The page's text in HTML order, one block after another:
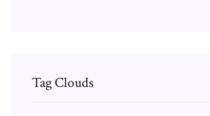
Tag Clouds